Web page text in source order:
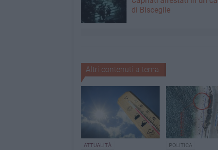
di Bisceglie
Altri contenuti a tema
ATTUALITÀ POLITICA